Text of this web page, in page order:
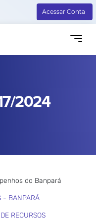
Acessar Conta
2024
do Banpará
- BANPARÁ
RECURSOS